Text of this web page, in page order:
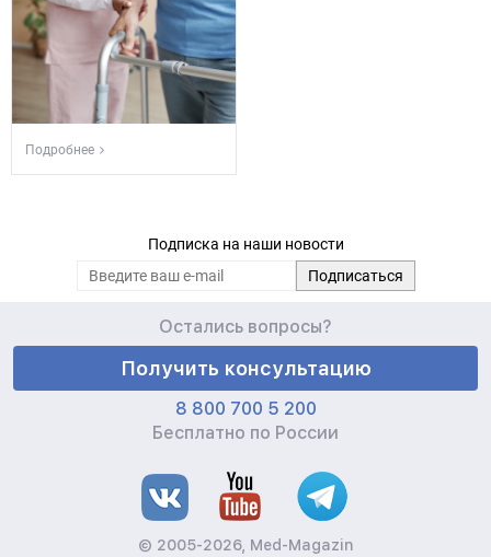
Подробнее
Подписка на наши новости
Остались вопросы?
Получить консультацию
8 800 700 5 200
Бесплатно по России
© 2005-2026, Med-Magazin